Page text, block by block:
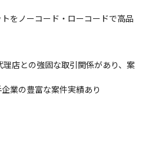
をノーコード・ローコードで高品
理店との強固な取引関係があり、案
業の豊富な案件実績あり